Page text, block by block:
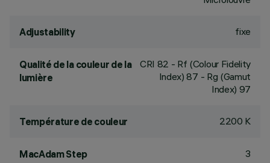
Adjustability fixe
Qualité de la couleur de la
lumière
CRI 82 - Rf (Colour Fidelity
Index) 87 - Rg (Gamut
Index) 97
Température de couleur 2200 K
MacAdam Step 3